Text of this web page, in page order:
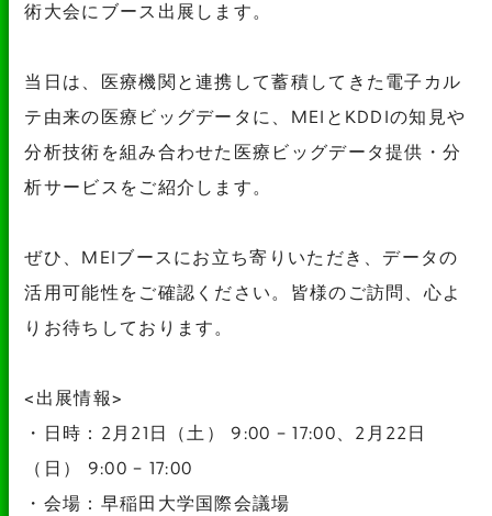
術大会にブース出展します。
当日は、医療機関と連携して蓄積してきた電子カル
テ由来の医療ビッグデータに、MEIとKDDIの知見や
分析技術を組み合わせた医療ビッグデータ提供・分
析サービスをご紹介します。
ぜひ、MEIブースにお立ち寄りいただき、データの
活用可能性をご確認ください。皆様のご訪問、心よ
りお待ちしております。
<出展情報>
・日時：2月21日（土） 9:00 – 17:00、2月22日
（日） 9:00 – 17:00
・会場：早稲田大学国際会議場